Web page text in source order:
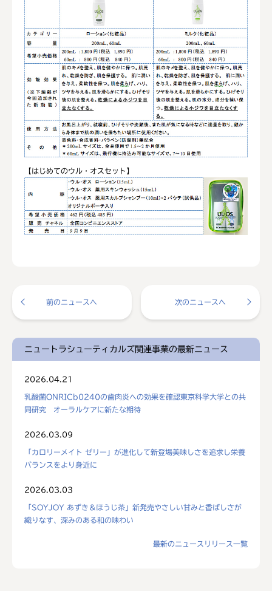
【はじめてのウル・オスセット】
前のニュースへ 次のニュースへ
ニュートラシューティカルズ関連事業の最新ニュース
2026.04.21
乳酸菌ONRICb0240の歯肉炎への効果を確認東京科学大学との共
同研究 オーラルケアに新たな期待
2026.03.09
「カロリーメイト ゼリー」が進化して新登場美味しさを追求し栄養
バランスをより身近に
2026.03.03
「SOYJOY あずき＆ほうじ茶」新発売やさしい甘みと香ばしさが
織りなす、深みのある和の味わい
最新のニュースリリース一覧